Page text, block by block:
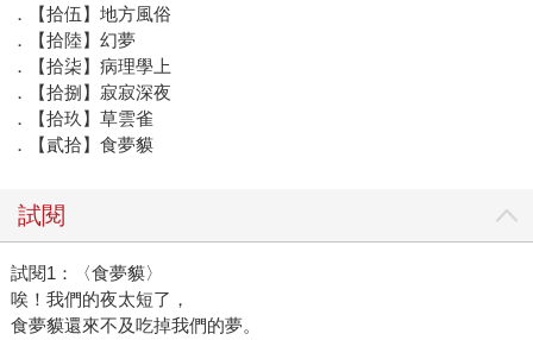
．【拾伍】地方風俗
．【拾陸】幻夢
．【拾柒】病理學上
．【拾捌】寂寂深夜
．【拾玖】草雲雀
．【貳拾】食夢貘
試閱
試閱1：〈食夢貘〉
唉！我們的夜太短了，
食夢貘還來不及吃掉我們的夢。